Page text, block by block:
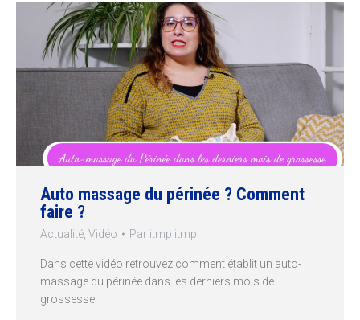
Auto massage du périnée ? Comment
faire ?
Actualité Vidéo Par itmp itmp
Dans cette vidéo retrouvez comment établit un auto-
massage du périnée dans les derniers mois de
grossesse.